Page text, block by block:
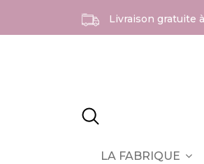
Livraison gratuite
LA FABRIQUE